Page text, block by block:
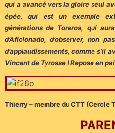
qui a avancé vers la gloire seul
épée, qui est un exemple
générations de Toreros, qui
d’Aficionado, d’observer, non
d’applaudissements, comme s’il
Vincent de Tyrosse ! Repose en
Thierry – membre du CTT (Cercle